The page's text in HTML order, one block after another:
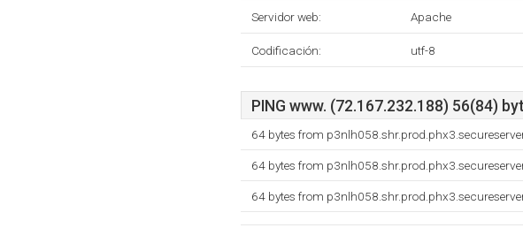
Servidor web: Apache
Codificación: utf-8
PING www. (72.167.232.188) 56(84)
64 bytes from
64 bytes from
64 bytes from